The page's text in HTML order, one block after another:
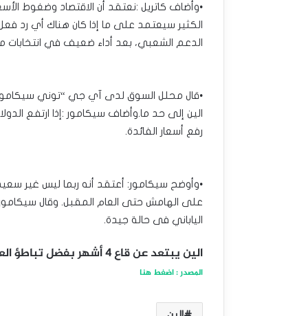
•وأضاف كاتريل :نعتقد أن الاقتصاد وضغوط
الكثير سيعتمد على ما إذا كان هناك أي رد
الدعم الشعبي، بعد أداء ضعيف في انتخابات
•قال محلل السوق لدى آي جي “توني سيكامور”:
رفع أسعار الفائدة.
على الهامش حتى العام المقبل. وقال
الياباني فى حالة جيدة.
الين يبتعد عن قاع 4 أشهر بفضل تباطؤ العوائد الأمريكية
المصدر : اضغط هنا